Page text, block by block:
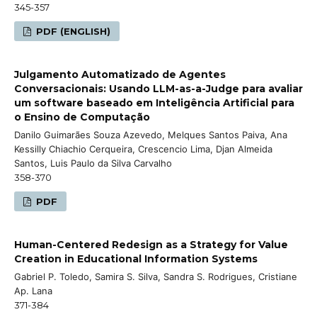
345-357
PDF (ENGLISH)
Julgamento Automatizado de Agentes
Conversacionais: Usando LLM-as-a-Judge para avaliar
um software baseado em Inteligência Artificial para
o Ensino de Computação
Danilo Guimarães Souza Azevedo, Melques Santos Paiva, Ana
Kessilly Chiachio Cerqueira, Crescencio Lima, Djan Almeida
Santos, Luis Paulo da Silva Carvalho
358-370
PDF
Human-Centered Redesign as a Strategy for Value
Creation in Educational Information Systems
Gabriel P. Toledo, Samira S. Silva, Sandra S. Rodrigues, Cristiane
Ap. Lana
371-384